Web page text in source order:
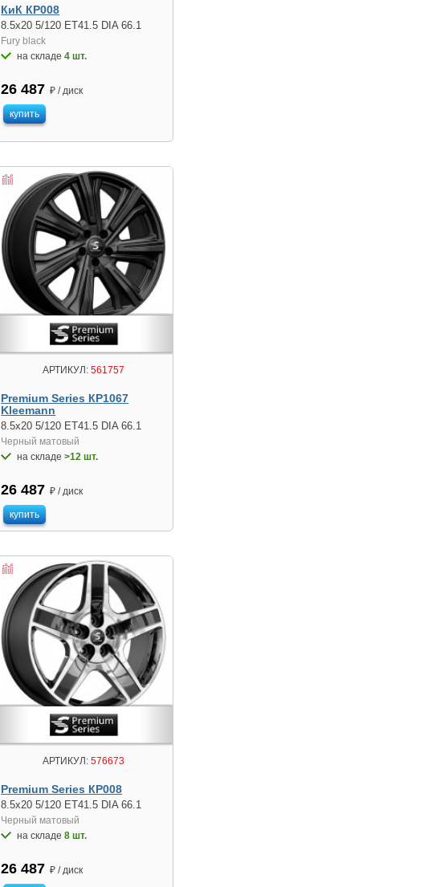
КиК КР008
8.5x20 5/120 ET41.5 DIA 66.1
Fury black
на складе4 шт.
26 487 ₽ / диск
купить
АРТИКУЛ: 561757
Premium Series КР1067
Kleemann
8.5x20 5/120 ET41.5 DIA 66.1
Черный матовый
на складе>12 шт.
26 487 ₽ / диск
купить
АРТИКУЛ: 576673
Premium Series КР008
8.5x20 5/120 ET41.5 DIA 66.1
Черный матовый
на складе8 шт.
26 487 ₽ / диск